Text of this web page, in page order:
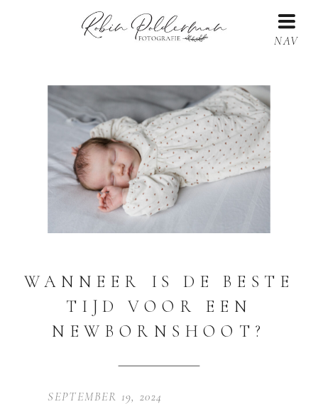
NAV
WANNEER IS DE BESTE
TIJD VOOR EEN
NEWBORNSHOOT?
SEPTEMBER 19, 2024